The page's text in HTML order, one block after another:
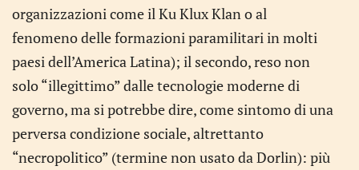
organizzazioni come il Ku Klux Klan o al
fenomeno delle formazioni paramilitari in molti
paesi dell’America Latina); il secondo, reso non
solo “illegittimo” dalle tecnologie moderne di
governo, ma si potrebbe dire, come sintomo di una
perversa condizione sociale, altrettanto
“necropolitico” (termine non usato da Dorlin): più